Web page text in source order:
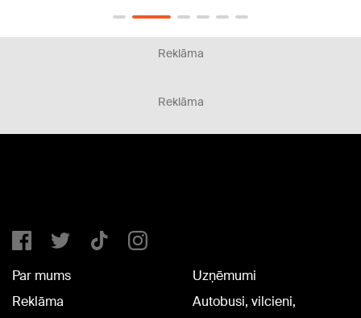
Reklāma
Reklāma
Par mums
Reklāma
Uzņēmumi
Autobusi, vilcieni,